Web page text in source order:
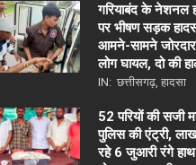
गरियाबंद के नेशनल
पर भीषण सड़क
आमने-सामने
लोग घायल, दो की
IN: छत्तीसगढ़ हादसा
52 परियों की सजी
पुलिस की एंट्री,
रहे 6 जुआरी रंगे हाथ